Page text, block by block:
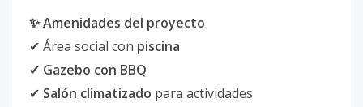
✨ Amenidades del proyecto
✔ Área social con piscina
✔ Gazebo con BBQ
✔ Salón climatizado para actividades